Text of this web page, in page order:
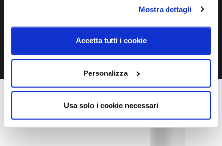
Mostra dettagli
Accetta tutti i cookie
Personalizza
Usa solo i cookie necessari
WHATSAPP